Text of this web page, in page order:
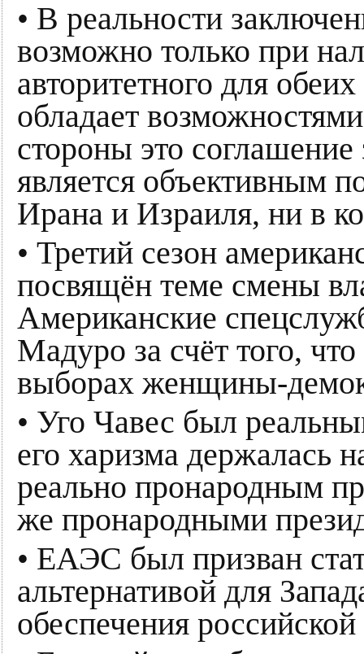
• В реальности
возможно только при
авторитетного для
обладает
стороны это
является объективным
Ирана и Израиля, ни в
• Третий сезон
посвящён теме смены
Американские
Мадуро за счёт того,
выборах женщины-
• Уго Чавес был
его харизма держалась
реально пронародным
же пронародными
• ЕАЭС был призван
альтернативой для
обеспечения